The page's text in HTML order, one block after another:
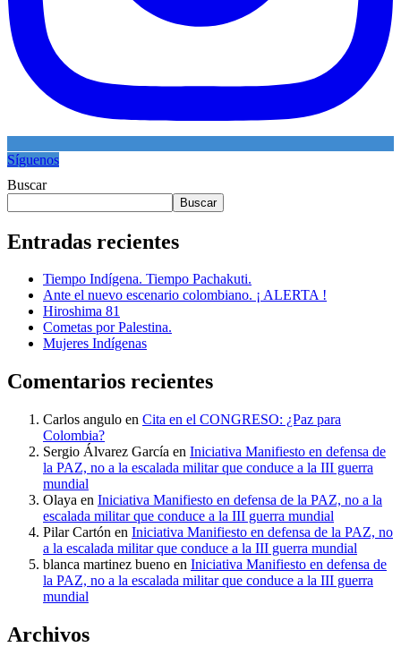
Síguenos
Buscar
Buscar
Entradas recientes
Tiempo Indígena. Tiempo Pachakuti.
Ante el nuevo escenario colombiano. ¡ ALERTA !
Hiroshima 81
Cometas por Palestina.
Mujeres Indígenas
Comentarios recientes
Carlos angulo en Cita en el CONGRESO: ¿Paz para
Colombia?
Sergio Álvarez García en Iniciativa Manifiesto en defensa de
la PAZ, no a la escalada militar que conduce a la III guerra
mundial
Olaya en Iniciativa Manifiesto en defensa de la PAZ, no a la
escalada militar que conduce a la III guerra mundial
Pilar Cartón en Iniciativa Manifiesto en defensa de la PAZ, no
a la escalada militar que conduce a la III guerra mundial
blanca martinez bueno en Iniciativa Manifiesto en defensa de
la PAZ, no a la escalada militar que conduce a la III guerra
mundial
Archivos